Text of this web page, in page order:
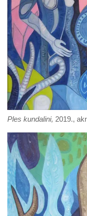
Ples kundalini, 2019.,